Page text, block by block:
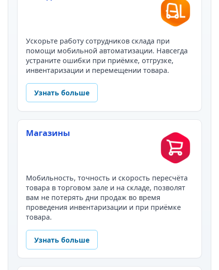
Ускорьте работу сотрудников склада при
помощи мобильной автоматизации. Навсегда
устраните ошибки при приёмке, отгрузке,
инвентаризации и перемещении товара.
Узнать больше
Магазины
Мобильность, точность и скорость пересчёта
товара в торговом зале и на складе, позволят
вам не потерять дни продаж во время
проведения инвентаризации и при приёмке
товара.
Узнать больше